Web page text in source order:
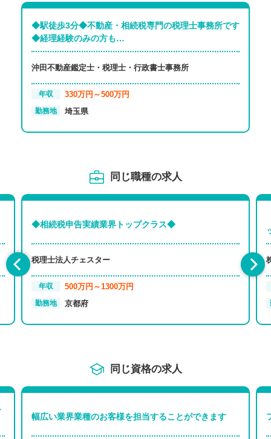
◆駅徒歩3分◆不動産・相続税専門の税理士事務所です
◆経理経験のみの方も…
沖田不動産鑑定士・税理士・行政書士事務所
年収 330万円～500万円
勤務地 埼玉県
同じ職種の求人
◆相続税申告実績業界トップクラス◆
税理士法人チェスター
年収 500万円～1300万円
勤務地 京都府
同じ資格の求人
幅広い業界業種のお客様を担当することができます